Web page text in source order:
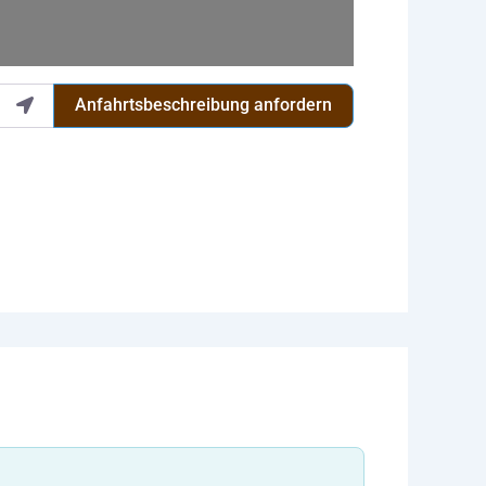
Anfahrtsbeschreibung anfordern